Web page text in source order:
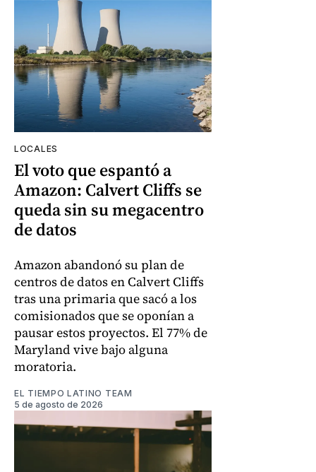
LOCALES
El voto que espantó a
Amazon: Calvert Cliffs se
queda sin su megacentro
de datos
Amazon abandonó su plan de
centros de datos en Calvert Cliffs
tras una primaria que sacó a los
comisionados que se oponían a
pausar estos proyectos. El 77% de
Maryland vive bajo alguna
moratoria.
EL TIEMPO LATINO TEAM
5 de agosto de 2026